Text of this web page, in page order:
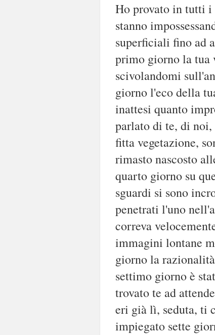
Ho provato in tutti i
stanno
superficiali fino ad
primo giorno la tua
scivolandomi
giorno l'eco della
inattesi quanto
parlato di te, di
fitta vegetazione,
rimasto nascosto
quarto giorno su
sguardi si sono
penetrati l'uno
correva
immagini lontane
giorno la
settimo giorno è
trovato te ad
eri già lì, seduta, ti
impiegato sette